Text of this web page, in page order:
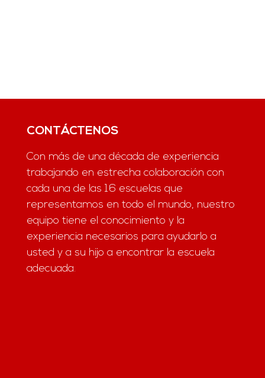
CONTÁCTENOS
Con más de una década de experiencia
trabajando en estrecha colaboración con
cada una de las 16 escuelas que
representamos en todo el mundo, nuestro
equipo tiene el conocimiento y la
experiencia necesarios para ayudarlo a
usted y a su hijo a encontrar la escuela
adecuada.